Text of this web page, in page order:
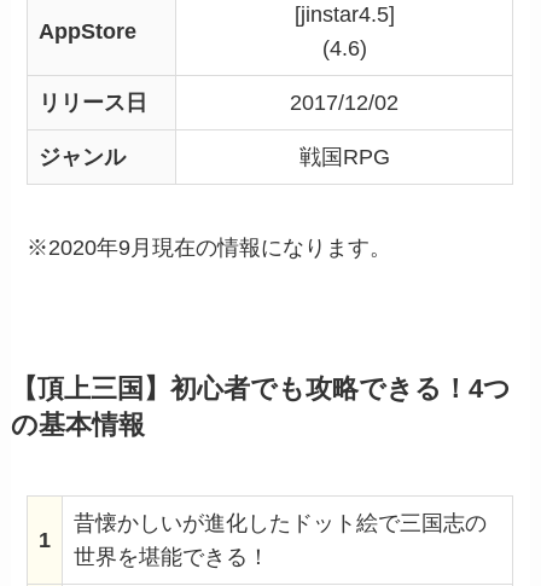
AppStore
[jinstar4.5]
(4.6)
リリース日 2017/12/02
ジャンル 戦国RPG
※2020年9月現在の情報になります。
【頂上三国】初心者でも攻略できる！4つ
の基本情報
1
昔懐かしいが進化したドット絵で三国志の
世界を堪能できる！